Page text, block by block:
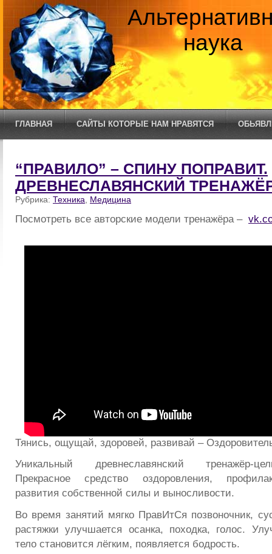
наука
ГЛАВНАЯ САЙТЫ КОТОРЫЕ НАМ НРАВЯТСЯ
“ПРАВИЛО” – СПИНУ ПОПРАВИТ.
ДРЕВНЕСЛАВЯНСКИЙ
Рубрика: Техника Медицина
Посмотреть все авторские модели тренажёра –
Тянись, ощущай, здоровей, развивай –
Уникальный древнеславянский тренажёр-
Прекрасное средство оздоровления,
развития собственной силы и выносливости.
Во время занятий мягко ПравИтСя позвоночник,
растяжки улучшается осанка, походка, голос.
тело становится лёгким, появляется бодрость.